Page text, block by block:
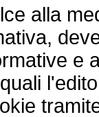
alla
e